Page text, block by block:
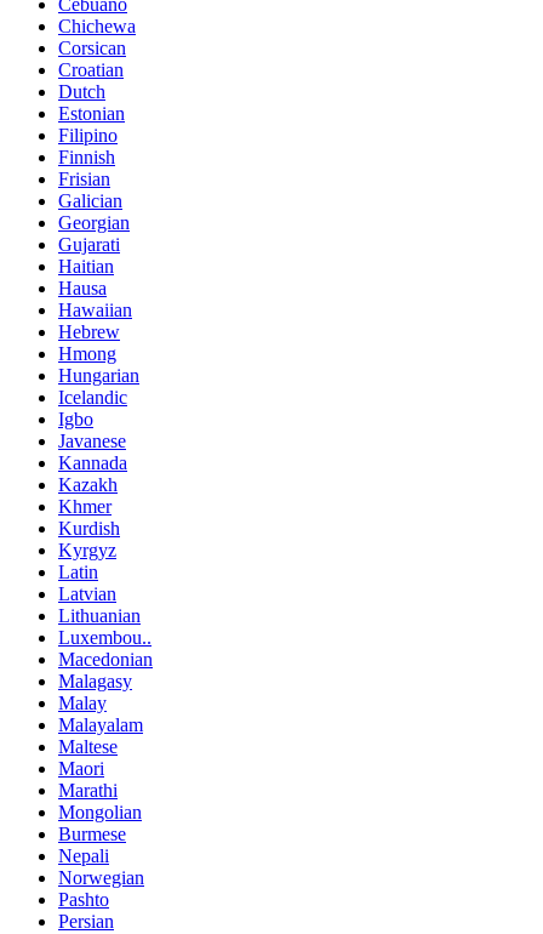
Chichewa
Corsican
Croatian
Dutch
Estonian
Filipino
Finnish
Frisian
Galician
Georgian
Gujarati
Haitian
Hausa
Hawaiian
Hebrew
Hmong
Hungarian
Icelandic
Igbo
Javanese
Kannada
Kazakh
Khmer
Kurdish
Kyrgyz
Latin
Latvian
Lithuanian
Luxembou..
Macedonian
Malagasy
Malay
Malayalam
Maltese
Maori
Marathi
Mongolian
Burmese
Nepali
Norwegian
Pashto
Persian